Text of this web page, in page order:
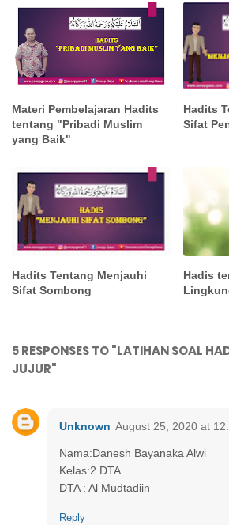
Materi Pembelajaran Hadits
tentang "Pribadi Muslim
yang Baik"
Hadits
Sifat
Hadits Tentang Menjauhi
Sifat Sombong
Hadis
5 RESPONSES TO "LATIHAN SOAL
JUJUR"
Unknown August 25, 2020 at
Nama:Danesh Bayanaka Alwi
Kelas:2 DTA
DTA : Al Mudtadiin
Reply